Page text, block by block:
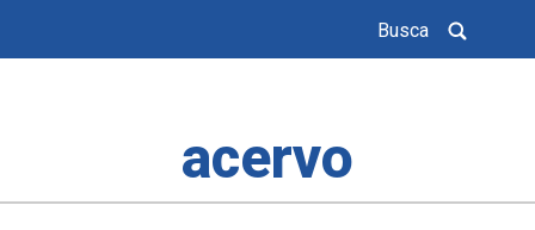
Busca
acervo